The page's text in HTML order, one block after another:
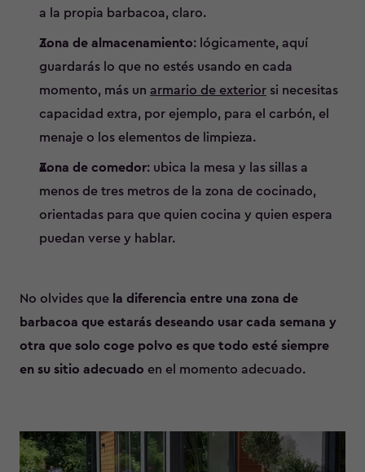
a la propia barbacoa, claro.
Zona de almacenamiento: lógicamente, aquí
guardarás lo que no estés usando en cada
momento, más un armario de exterior si necesitas
capacidad extra, por ejemplo, para el carbón, el
menaje o los elementos de limpieza.
Zona de comedor: ubica la mesa y las sillas a
menos de tres metros de la zona de cocinado,
orientadas para que quien cocina y quien espera
puedan verse y hablar.
No olvides que la diferencia entre una zona de
barbacoa que estarás deseando usar cada semana y
otra que solo coge polvo es que todo esté siempre
en su sitio adecuado en el momento adecuado.